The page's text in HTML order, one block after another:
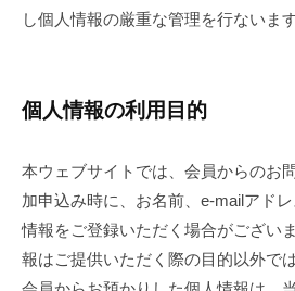
日し個人情報の厳重な管理を行ないます
個人情報の利用目的
本ウェブサイトでは、会員からのお
加申込み時に、お名前、e-mailアド
情報をご登録いただく場合がござい
報はご提供いただく際の目的以外で